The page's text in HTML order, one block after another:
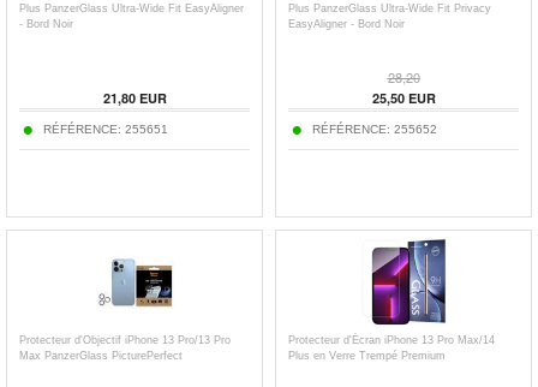
Plus PanzerGlass Ultra-Wide Fit EasyAligner
- Bord Noir
21,80EUR
RÉFÉRENCE: 255651
Plus PanzerGlass Ultra-Wide Fit Privacy
EasyAligner - Bord Noir
28,20
25,50EUR
RÉFÉRENCE: 255652
Protecteur d'Objectif iPhone 13 Pro/13 Pro
Max PanzerGlass PicturePerfect
Protecteur d'Écran iPhone 13 Pro Max/14
Plus en Verre Trempé Premium